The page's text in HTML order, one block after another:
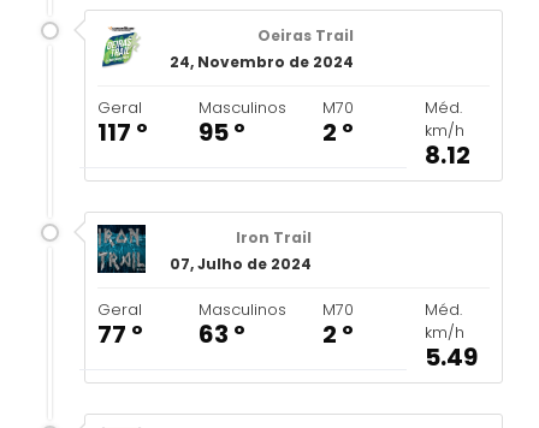
Oeiras Trail
24, Novembro de 2024
Geral
117 º
Masculinos
95 º
M70
2 º
Méd.
km/h
8.12
Iron Trail
07, Julho de 2024
Geral
77 º
Masculinos
63 º
M70
2 º
Méd.
km/h
5.49